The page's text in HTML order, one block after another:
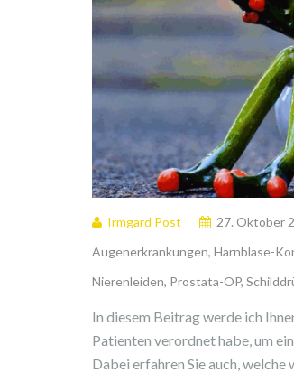
Irmgard Post 27. Oktober
Augenerkrankungen, Harnblase-
Nierenleiden, Prostata-OP,
In diesem Beitrag werde ich
Patienten verordnet habe, um
Dabei erfahren Sie auch,